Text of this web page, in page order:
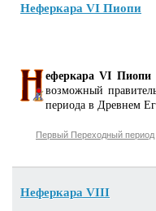
Неферкара VI Пиопи
еферкара VI Пиопи
возможный
периода в Древнем
Первый Переходный период
Неферкара VIII